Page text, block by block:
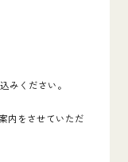
みください。
内をさせていただ